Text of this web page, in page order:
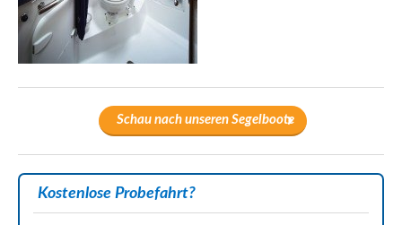
Schau nach unseren Segelboote
Kostenlose Probefahrt?